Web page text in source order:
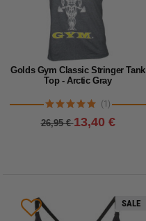
Golds Gym Classic Stringer Tank
Top - Arctic Gray
(1)
26,95 €13,40 €
SALE